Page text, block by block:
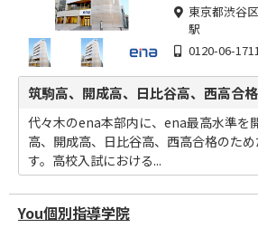
東京都渋谷
駅
0120-06-
筑駒高、開成高、日比谷高、西高合
代々木のena本部内に、ena最高水準を
高、開成高、日比谷高、西高合格のた
す。高校入試における...
You個別指導学院